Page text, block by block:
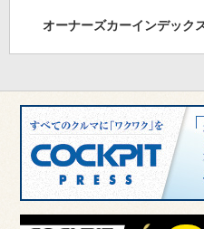
オーナーズカーインデック